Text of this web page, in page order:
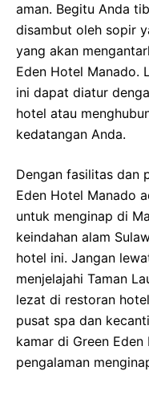
aman. Begitu Anda
disambut oleh sopir
yang akan
Eden Hotel Manado.
ini dapat diatur
hotel atau
kedatangan Anda.
Dengan fasilitas dan
Eden Hotel Manado
untuk menginap di
keindahan alam
hotel ini. Jangan
menjelajahi Taman
lezat di restoran
pusat spa dan
kamar di Green
pengalaman